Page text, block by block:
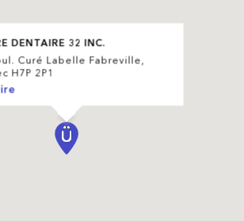
DENTAIRE 32 INC.
Curé Labelle Fabreville,
H7P 2P1